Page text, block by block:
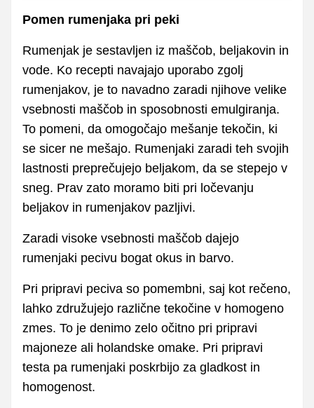
Pomen rumenjaka pri peki
Rumenjak je sestavljen iz maščob, beljakovin in
vode. Ko recepti navajajo uporabo zgolj
rumenjakov, je to navadno zaradi njihove velike
vsebnosti maščob in sposobnosti emulgiranja.
To pomeni, da omogočajo mešanje tekočin, ki
se sicer ne mešajo. Rumenjaki zaradi teh svojih
lastnosti preprečujejo beljakom, da se stepejo v
sneg. Prav zato moramo biti pri ločevanju
beljakov in rumenjakov pazljivi.
Zaradi visoke vsebnosti maščob dajejo
rumenjaki pecivu bogat okus in barvo.
Pri pripravi peciva so pomembni, saj kot rečeno,
lahko združujejo različne tekočine v homogeno
zmes. To je denimo zelo očitno pri pripravi
majoneze ali holandske omake. Pri pripravi
testa pa rumenjaki poskrbijo za gladkost in
homogenost.